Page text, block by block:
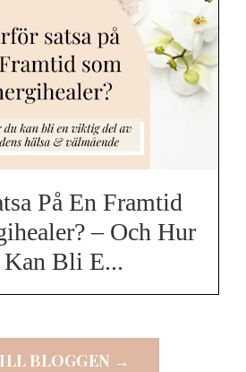
På En Framtid
– Och Hur
Bli E...
BLOGGEN →